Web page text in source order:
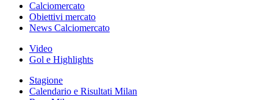
Calciomercato
Obiettivi mercato
News Calciomercato
Video
Gol e Highlights
Stagione
Calendario e Risultati Milan